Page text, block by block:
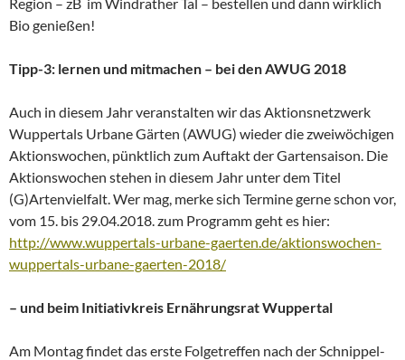
Bio genießen!
Tipp-3: lernen und mitmachen – bei den AWUG 2018
Auch in diesem Jahr veranstalten wir das Aktionsnetzwerk
Wuppertals Urbane Gärten (AWUG) wieder die zweiwöchigen
Aktionswochen, pünktlich zum Auftakt der Gartensaison. Die
Aktionswochen stehen in diesem Jahr unter dem Titel
(G)Artenvielfalt. Wer mag, merke sich Termine gerne schon vor,
vom 15. bis 29.04.2018. zum Programm geht es hier:
http://www.wuppertals-urbane-gaerten.de/aktionswochen-
wuppertals-urbane-gaerten-2018/
– und beim Initiativkreis Ernährungsrat Wuppertal
Am Montag findet das erste Folgetreffen nach der Schnippel-